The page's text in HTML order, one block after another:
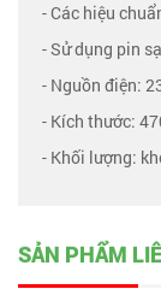
- Các hiệu
- Sử dụng pin
- Nguồn điện:
- Kích thước:
- Khối lượng:
SẢN PHẨM